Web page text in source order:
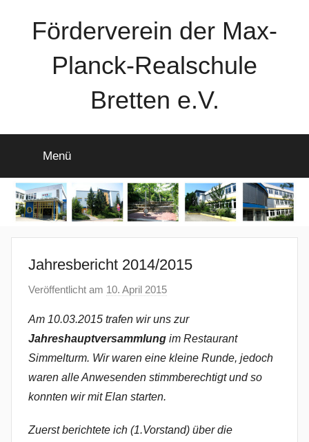
Förderverein der Max-
Planck-Realschule
Bretten e.V.
Menü
Jahresbericht 2014/2015
Veröffentlicht am 10. April 2015
n
N
a
d
e
Am 10.03.2015 trafen wir uns zur
Jahreshauptversammlung im Restaurant
Simmelturm. Wir waren eine kleine Runde, jedoch
waren alle Anwesenden stimmberechtigt und so
konnten wir mit Elan starten.
Zuerst berichtete ich (1.Vorstand) über die